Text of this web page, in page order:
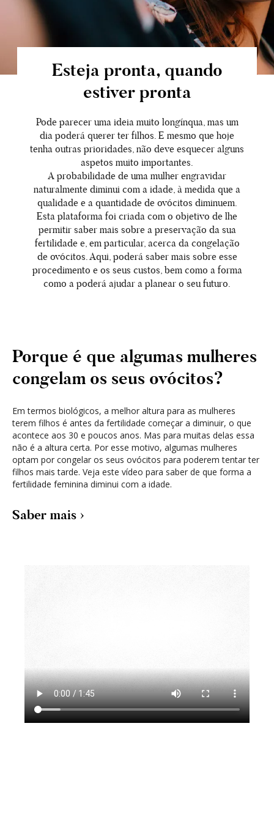
Esteja pronta, quando
estiver pronta
Pode parecer uma ideia muito longínqua, mas um
dia poderá querer ter filhos. E mesmo que hoje
tenha outras prioridades, não deve esquecer alguns
aspetos muito importantes.
A probabilidade de uma mulher engravidar
naturalmente diminui com a idade, à medida que a
qualidade e a quantidade de ovócitos diminuem.
Esta plataforma foi criada com o objetivo de lhe
permitir saber mais sobre a preservação da sua
fertilidade e, em particular, acerca da congelação
de ovócitos. Aqui, poderá saber mais sobre esse
procedimento e os seus custos, bem como a forma
como a poderá ajudar a planear o seu futuro.
Porque é que algumas mulheres
congelam os seus ovócitos?
Em termos biológicos, a melhor altura para as mulheres
terem filhos é antes da fertilidade começar a diminuir, o que
acontece aos 30 e poucos anos. Mas para muitas delas essa
não é a altura certa. Por esse motivo, algumas mulheres
optam por congelar os seus ovócitos para poderem tentar ter
filhos mais tarde. Veja este vídeo para saber de que forma a
fertilidade feminina diminui com a idade.
Saber mais ›